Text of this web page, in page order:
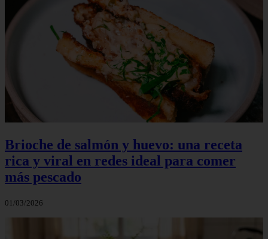
Brioche de salmón y huevo: una receta
rica y viral en redes ideal para comer
más pescado
01/03/2026